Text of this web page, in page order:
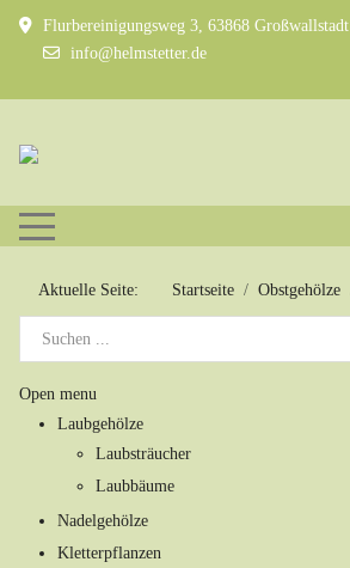
Flurbereinigungsweg 3, 63868 Großwallstadt
info@helmstetter.de
Mobile Menu Toggle
Aktuelle Seite: Startseite Obstgehölze
Open menu
Laubgehölze
Laubsträucher
Laubbäume
Nadelgehölze
Kletterpflanzen